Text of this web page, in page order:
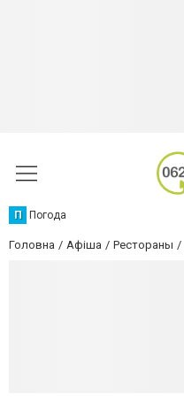
П Погода
Головна Афіша Рестораны